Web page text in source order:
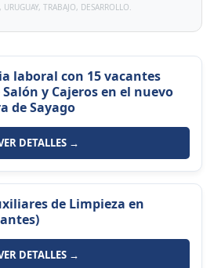
TRABAJO, DESARROLLO.
laboral con 15 vacantes
y Cajeros en el nuevo
de Sayago
DETALLES →
de Limpieza en
DETALLES →